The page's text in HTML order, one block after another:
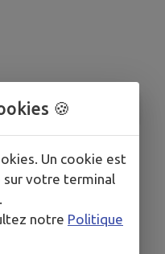
🍪
Un cookie est
votre terminal
notre Politique